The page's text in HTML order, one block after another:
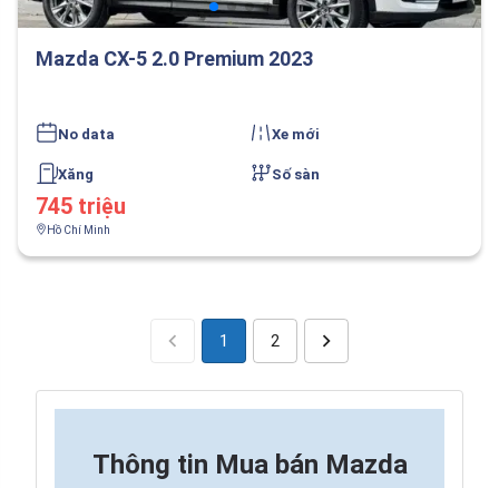
Mazda CX-5 2.0 Premium 2023
No data Xe mới
Xăng Số sàn
745 triệu
Hồ Chí Minh
1 2
Thông tin Mua bán Mazda